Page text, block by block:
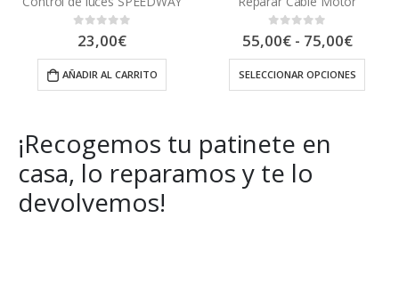
out of 5
23,00€
AÑADIR AL CARRITO
0 out of 5
55,00€- 75,00€Rango
de
precios:
desde
55,00€
SELECCIONAR OPCIONES
¡Recogemos tu patinete en
casa, lo reparamos y te lo
devolvemos!